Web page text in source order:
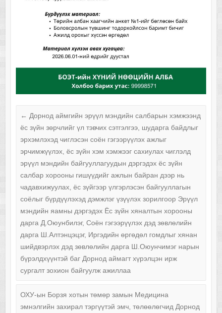
← Дорнод аймгийн эрүүл мэндийн салбарын хэмжээнд
ёс зүйн зөрчлийг үл тэвчих сэтгэлгээ, шударга байдлыг
эрхэмлэхэд чиглэсэн соён гэгээрүүлэх ажлыг
эрчимжүүлэх, ёс зүйн хэм хэмжээг сахиулах чиглэлд
эрүүл мэндийн байгууллагуудын дэргэдэх ёс зүйн
салбар хорооны гишүүдийг ажлын байран дээр нь
чадавхижуулах, ёс зүйгээр үлгэрлэсэн байгууллагын
соёлыг бүрдүүлэхэд дэмжлэг үзүүлэх зорилгоор Эрүүл
мэндийн яамны дэргэдэх Ёс зүйн хяналтын хорооны
дарга Д.Оюунбилэг, Соён гэгээрүүлэх дэд зөвлөлийн
дарга Ш.Алтэнцэцэг, Иргэдийн өргөдөл гомдлыг хянан
шийдвэрлэх дэд зөвлөлийн дарга Ш.Оюунчимэг нарын
бүрэлдхүүнтэй баг Дорнод аймагт хүрэлцэн ирж
сургалт зохион байгуулж ажиллаа
ОХУ-ын Борзя хотын төмөр замын Медицина
эмнэлгийн захирал тэргүүтэй эмч, төлөөлөгчид Дорнод